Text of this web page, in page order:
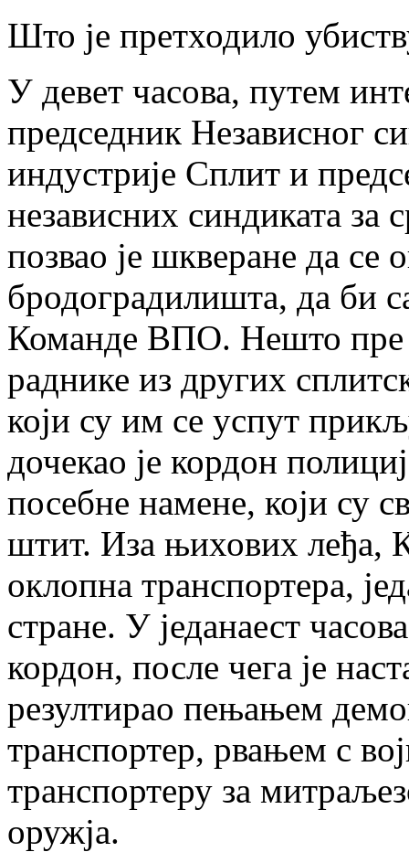
Што је претходило
У девет часова, путем
председник Независног
индустрије Сплит и
независних синдиката
позвао је шкверане да се
бродоградилишта, да би
Команде ВПО. Нешто пре
раднике из других
који су им се успут
дочекао је кордон
посебне намене, који су
штит. Иза њихових леђа,
оклопна транспортера,
стране. У једанаест
кордон, после чега је
резултирао пењањем
транспортер, рвањем с
транспортеру за
оружја.